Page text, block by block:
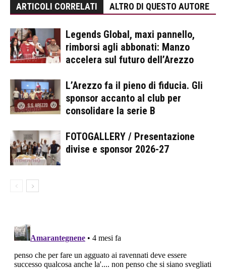
ARTICOLI CORRELATI ALTRO DI QUESTO AUTORE
Legends Global, maxi pannello,
rimborsi agli abbonati: Manzo
accelera sul futuro dell’Arezzo
L’Arezzo fa il pieno di fiducia. Gli
sponsor accanto al club per
consolidare la serie B
FOTOGALLERY / Presentazione
divise e sponsor 2026-27